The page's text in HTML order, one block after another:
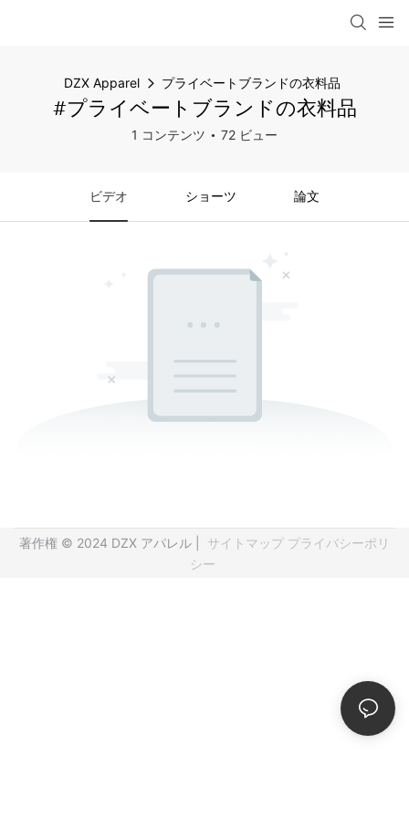
DZX Apparel プライベートブランドの衣料品
#プライベートブランドの衣料品
1 コンテンツ 72 ビュー
ビデオ ショーツ 論文
著作権 © 2024 DZX アパレル | サイトマップ プライバシーポリ
シー